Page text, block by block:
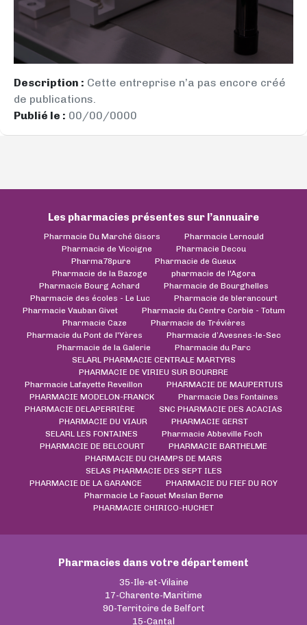
Description : Cette entreprise n’a pas encore créé
de publications.
Publié le : 00/00/0000
Les pharmacies présentes sur l’annuaire
Pharmacie Du Marché Gisors
Pharmacie Lernould
Pharmacie de Vicoigne
Pharmacie Decou
Pharma78pure
Pharmacie de Gueux
Pharmacie de la Bazoge
pharmacie de l'Agora
Pharmacie Bourg Achard
Pharmacie de Bourghelles
Pharmacie des écoles - Le Luc
Pharmacie de blerancourt
Pharmacie Vauban Givet
Pharmacie du Centre Corbie - Totum
Pharmacie Caze
Pharmacie de Trévières
Pharmacie du Pont de l'Yères
Pharmacie d’Avesnes-le-Sec
Pharmacie de la Galerie
Pharmacie du Parc
SELARL PHARMACIE CENTRALE MARTYRS
PHARMACIE DE VIRIEU SUR BOURBRE
Pharmacie Lafayette Reveillon
PHARMACIE DE MAUPERTUIS
PHARMACIE MODELON-FRANCK
Pharmacie Des Fontaines
PHARMACIE DELAPERRIÈRE
SNC PHARMACIE DES ACACIAS
PHARMACIE DU VIAUR
PHARMACIE GERST
SELARL LES FONTAINES
Pharmacie Abbeville Foch
PHARMACIE DE BELCOURT
PHARMACIE BARTHELME
PHARMACIE DU CHAMPS DE MARS
SELAS PHARMACIE DES SEPT ILES
PHARMACIE DE LA GARANCE
PHARMACIE DU FIEF DU ROY
Pharmacie Le Faouet Meslan Berne
PHARMACIE CHIRICO-HUCHET
Pharmacies dans votre département
35-Ile-et-Vilaine
17-Charente-Maritime
90-Territoire de Belfort
15-Cantal